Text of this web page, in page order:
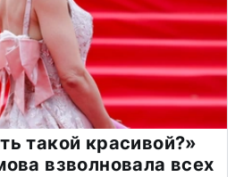
такой красивой?»
взволновала всех